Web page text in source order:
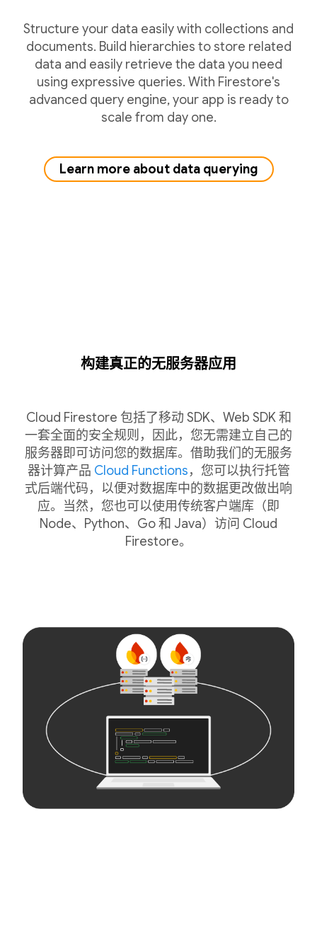
Structure your data easily with collections and
documents. Build hierarchies to store related
data and easily retrieve the data you need
using expressive queries. With Firestore's
advanced query engine, your app is ready to
scale from day one.
Learn more about data querying
构建真正的无服务器应用
Cloud Firestore 包括了移动 SDK、Web SDK 和
一套全面的安全规则，因此，您无需建立自己的
服务器即可访问您的数据库。借助我们的无服务
器计算产品 Cloud Functions，您可以执行托管
式后端代码，以便对数据库中的数据更改做出响
应。当然，您也可以使用传统客户端库（即
Node、Python、Go 和 Java）访问 Cloud
Firestore。